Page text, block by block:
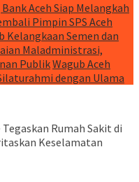
Aceh Siap Melangkah
Pimpin SPS Aceh
Kelangkaan Semen dan
Maladministrasi,
PublikWagub Aceh
dengan Ulama
Rumah Sakit di
Keselamatan